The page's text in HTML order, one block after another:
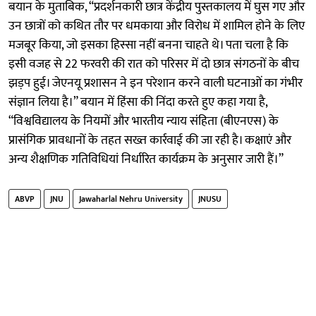
बयान के मुताबिक, “प्रदर्शनकारी छात्र केंद्रीय पुस्तकालय में घुस गए और
उन छात्रों को कथित तौर पर धमकाया और विरोध में शामिल होने के लिए
मजबूर किया, जो इसका हिस्सा नहीं बनना चाहते थे। पता चला है कि
इसी वजह से 22 फरवरी की रात को परिसर में दो छात्र संगठनों के बीच
झड़प हुई। जेएनयू प्रशासन ने इन परेशान करने वाली घटनाओं का गंभीर
संज्ञान लिया है।” बयान में हिंसा की निंदा करते हुए कहा गया है,
“विश्वविद्यालय के नियमों और भारतीय न्याय संहिता (बीएनएस) के
प्रासंगिक प्रावधानों के तहत सख्त कार्रवाई की जा रही है। कक्षाएं और
अन्य शैक्षणिक गतिविधियां निर्धारित कार्यक्रम के अनुसार जारी हैं।”
ABVP JNU Jawaharlal Nehru University JNUSU